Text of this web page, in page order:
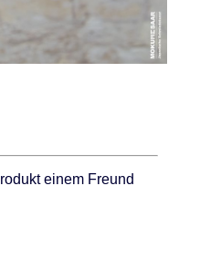
einem Freund